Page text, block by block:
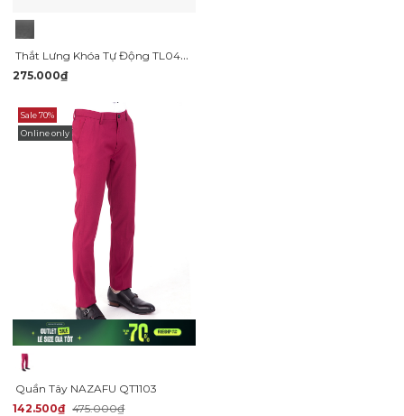
Thắt Lưng Khóa Tự Động TL045 Màu Đen
275.000₫
Sale 70%
Online only
Quần Tây NAZAFU QT1103
142.500₫ 475.000₫